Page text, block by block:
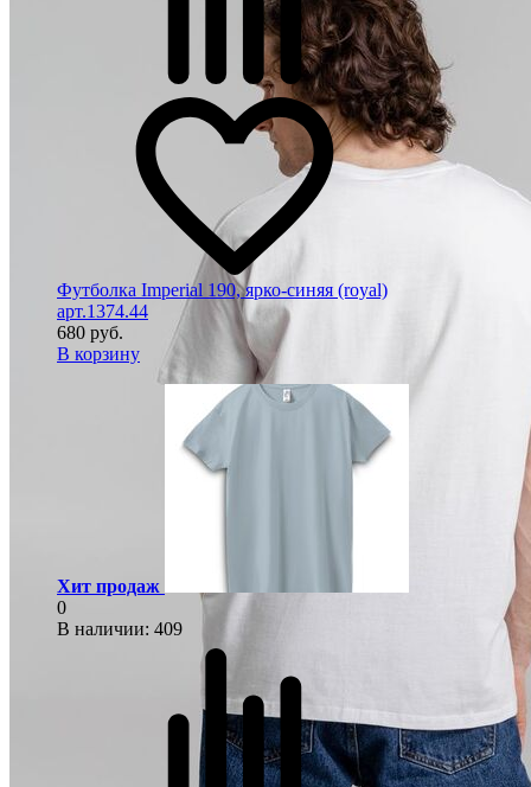
Футболка Imperial 190, ярко-синяя (royal)
арт.1374.44
680 руб.
В корзину
Хит продаж
0
В наличии: 409